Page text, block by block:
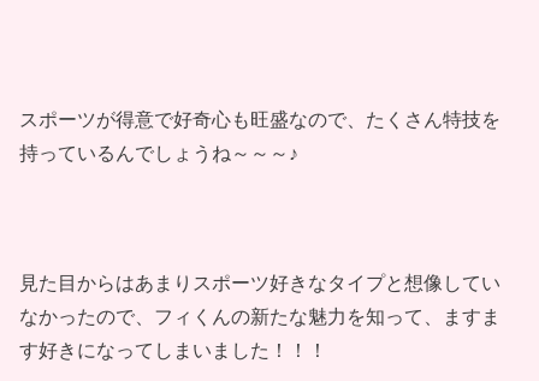
スポーツが得意で好奇心も旺盛なので、たくさん特技を
持っているんでしょうね～～～♪
見た目からはあまりスポーツ好きなタイプと想像してい
なかったので、フィくんの新たな魅力を知って、ますま
す好きになってしまいました！！！